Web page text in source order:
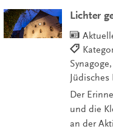
Lichter
Jüdisches
Der
und die
an der